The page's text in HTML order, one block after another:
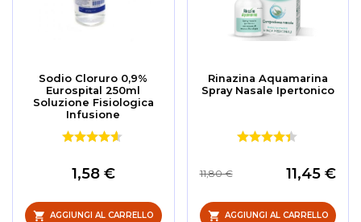
Sodio Cloruro 0,9%
Eurospital 250ml
Soluzione Fisiologica
Infusione
1,58 €
AGGIUNGI AL CARRELLO
Rinazina Aquamarina
Spray Nasale Ipertonico
11,45 €
11,80 €
AGGIUNGI AL CARRELLO